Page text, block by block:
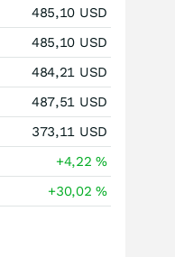
485,10 USD
485,10 USD
484,21 USD
487,51 USD
373,11 USD
+4,22%
+30,02%